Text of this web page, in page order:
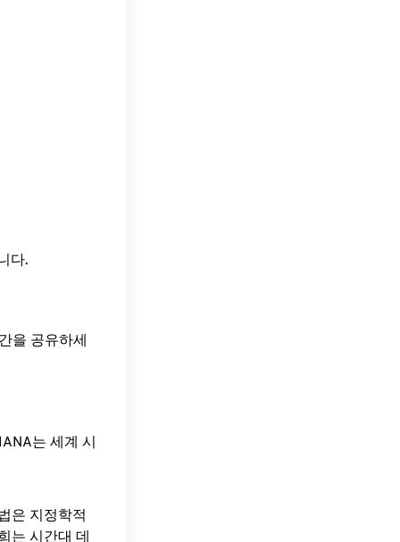
다.
을 공유하세
는 세계 시
은 지정학적
는 시간대 데